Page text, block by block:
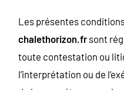
Les présentes
chalethorizon.fr sont
toute contestation ou
l’interprétation ou de